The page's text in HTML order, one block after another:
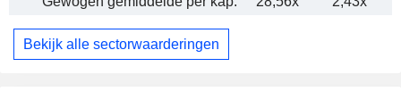
Bekijk alle sectorwaarderingen